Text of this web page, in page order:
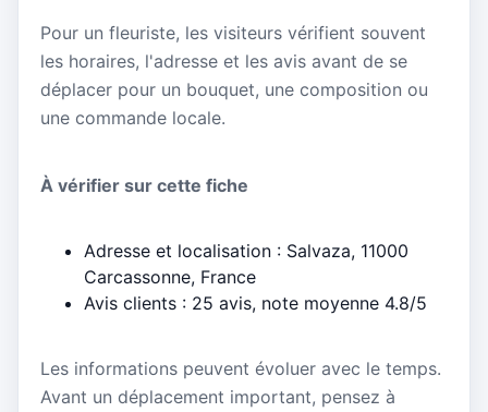
Pour un fleuriste, les visiteurs vérifient souvent
les horaires, l'adresse et les avis avant de se
déplacer pour un bouquet, une composition ou
une commande locale.
À vérifier sur cette fiche
Adresse et localisation : Salvaza, 11000
Carcassonne, France
Avis clients : 25 avis, note moyenne 4.8/5
Les informations peuvent évoluer avec le temps.
Avant un déplacement important, pensez à